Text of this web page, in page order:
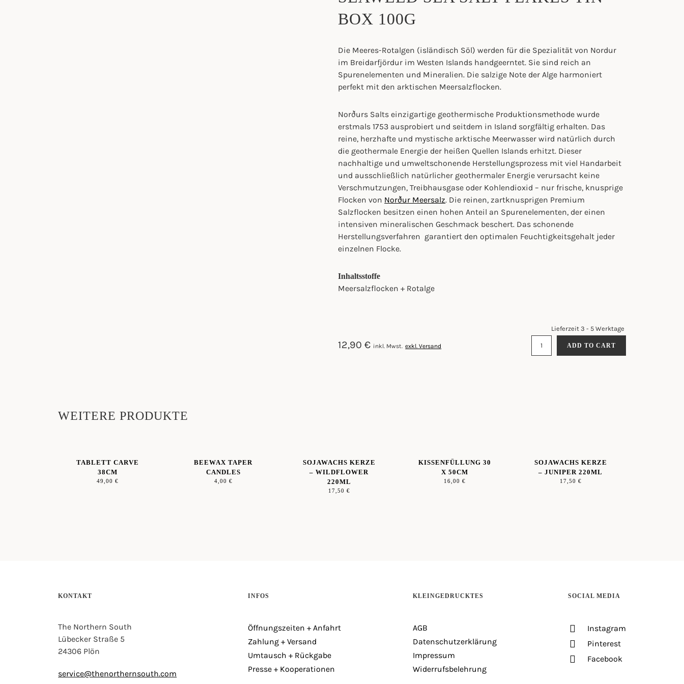
BOX 100G
12,90€ inkl. Mwst. exkl. Versand
Lieferzeit 3 - 5 Werktage
SEA
SALT
ADD TO CART
Die Meeres-Rotalgen (isländisch Söl) werden für die Spezialität von Nordur
im Breidarfjördur im Westen Islands handgeerntet. Sie sind reich an
Spurenelementen und Mineralien. Die salzige Note der Alge harmoniert
perfekt mit den arktischen Meersalzflocken.
Norðurs Salts einzigartige geothermische Produktionsmethode wurde
erstmals 1753 ausprobiert und seitdem in Island sorgfältig erhalten. Das
reine, herzhafte und mystische arktische Meerwasser wird natürlich durch
die geothermale Energie der heißen Quellen Islands erhitzt. Dieser
nachhaltige und umweltschonende Herstellungsprozess mit viel Handarbeit
und ausschließlich natürlicher geothermaler Energie verursacht keine
Verschmutzungen, Treibhausgase oder Kohlendioxid – nur frische, knusprige
Flocken von Norður Meersalz. Die reinen, zartknusprigen Premium
Salzflocken besitzen einen hohen Anteil an Spurenelementen, der einen
intensiven mineralischen Geschmack beschert. Das schonende
Herstellungsverfahren garantiert den optimalen Feuchtigkeitsgehalt jeder
einzelnen Flocke.
Inhaltsstoffe
Meersalzflocken + Rotalge
WEITERE PRODUKTE
TABLETT CARVE
38CM
49,00 €
BEEWAX TAPER
CANDLES
4,00 €
SOJAWACHS KERZE
– WILDFLOWER
220ML
17,50 €
KISSENFÜLLUNG 30
X 50CM
16,00€
SOJAWACHS KERZE
– JUNIPER 220ML
17,50 €
KONTAKT
The Northern South
Lübecker Straße 5
24306 Plön
service@thenorthernsouth.com
INFOS
Öffnungszeiten + Anfahrt
Zahlung + Versand
Umtausch + Rückgabe
Presse + Kooperationen
KLEINGEDRUCKTES
AGB
Datenschutzerklärung
Impressum
Widerrufsbelehrung
SOCIAL MEDIA
Instagram
Pinterest
Facebook